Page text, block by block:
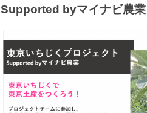
Supported byマイナビ農業